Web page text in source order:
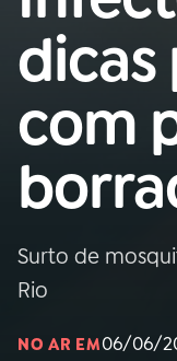
Rádio
Nacional
01 INÍCIO
02A RÁDIO
03
dicas
com
Surto de
Rio
NO AR EM06/06/